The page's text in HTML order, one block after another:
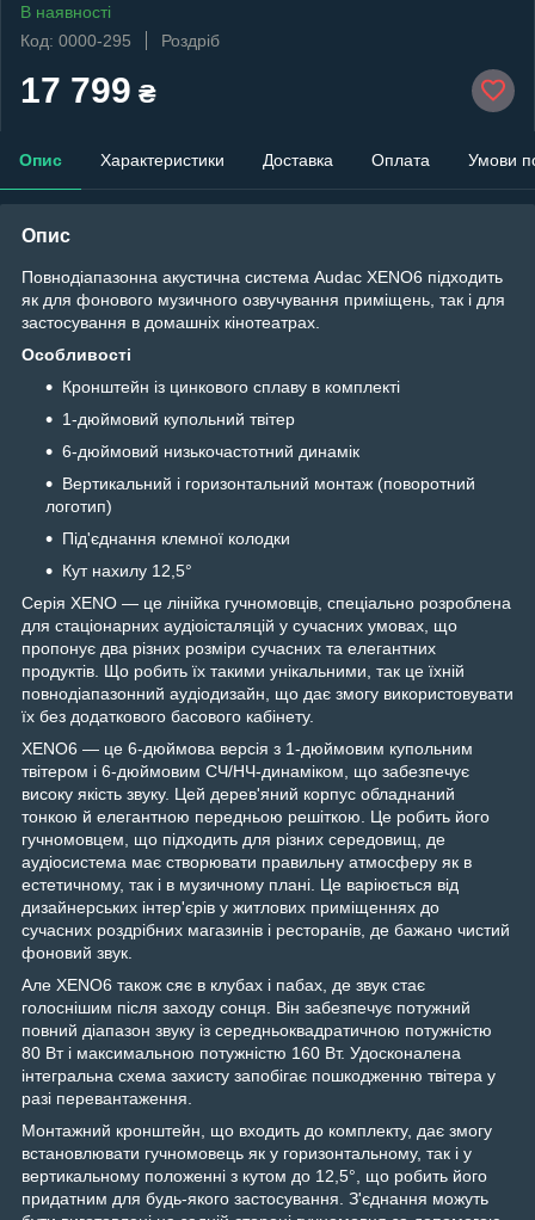
В наявності
Код: 0000-295
Роздріб
17 799 ₴
Опис Характеристики Доставка Оплата Умови
Опис
Повнодіапазонна акустична система Audac XENO6 підходить
як для фонового музичного озвучування приміщень, так і для
застосування в домашніх кінотеатрах.
Особливості
Кронштейн із цинкового сплаву в комплекті
1-дюймовий купольний твітер
6-дюймовий низькочастотний динамік
Вертикальний і горизонтальний монтаж (поворотний
логотип)
Під'єднання клемної колодки
Кут нахилу 12,5°
Серія XENO — це лінійка гучномовців, спеціально розроблена
для стаціонарних аудіоісталяцій у сучасних умовах, що
пропонує два різних розміри сучасних та елегантних
продуктів. Що робить їх такими унікальними, так це їхній
повнодіапазонний аудіодизайн, що дає змогу використовувати
їх без додаткового басового кабінету.
XENO6 — це 6-дюймова версія з 1-дюймовим купольним
твітером і 6-дюймовим СЧ/НЧ-динаміком, що забезпечує
високу якість звуку. Цей дерев'яний корпус обладнаний
тонкою й елегантною передньою решіткою. Це робить його
гучномовцем, що підходить для різних середовищ, де
аудіосистема має створювати правильну атмосферу як в
естетичному, так і в музичному плані. Це варіюється від
дизайнерських інтер'єрів у житлових приміщеннях до
сучасних роздрібних магазинів і ресторанів, де бажано чистий
фоновий звук.
Але XENO6 також сяє в клубах і пабах, де звук стає
голоснішим після заходу сонця. Він забезпечує потужний
повний діапазон звуку із середньоквадратичною потужністю
80 Вт і максимальною потужністю 160 Вт. Удосконалена
інтегральна схема захисту запобігає пошкодженню твітера у
разі перевантаження.
Монтажний кронштейн, що входить до комплекту, дає змогу
встановлювати гучномовець як у горизонтальному, так і у
вертикальному положенні з кутом до 12,5°, що робить його
придатним для будь-якого застосування. З'єднання можуть